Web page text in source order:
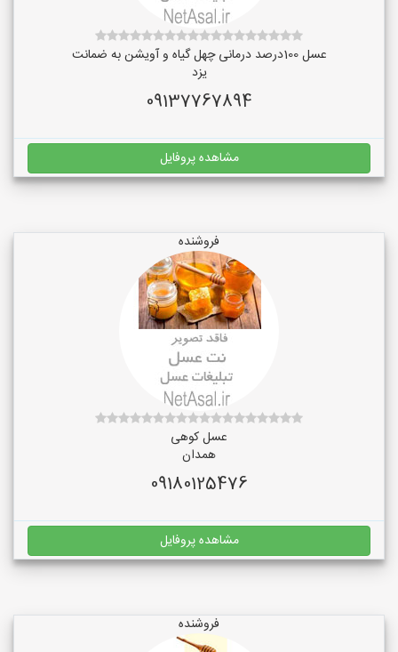
عسل 100درصد درمانی چهل گیاه و آویشن به ضمانت
یزد
09137767894
مشاهده پروفایل
فروشنده
عسل کوهی
همدان
09180125476
مشاهده پروفایل
فروشنده